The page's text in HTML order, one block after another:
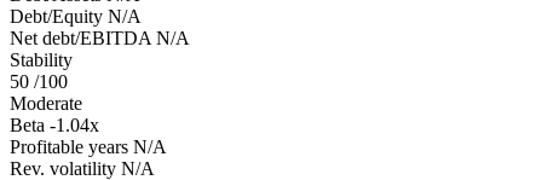
Debt/Equity N/A
Net debt/EBITDA N/A
Stability
50 /100
Moderate
Beta -1.04x
Profitable years N/A
Rev. volatility N/A